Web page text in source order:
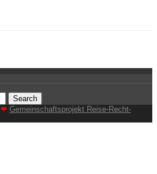
❤ Gemeinschaftsprojekt Reise-Recht-